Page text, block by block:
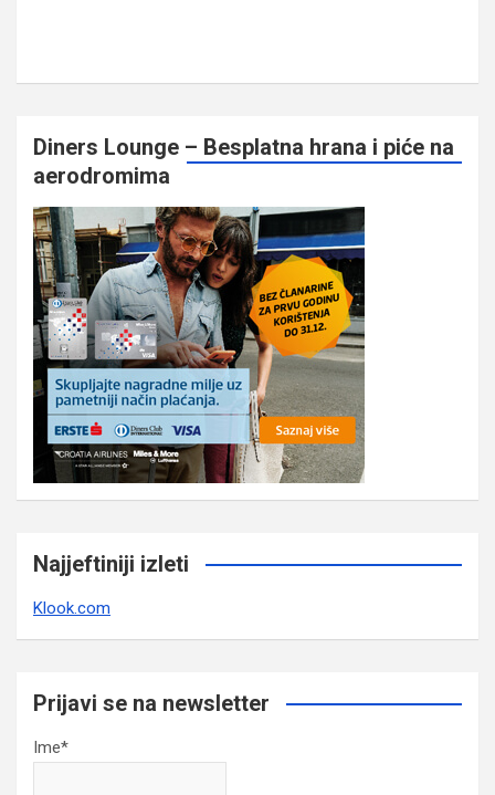
Diners Lounge – Besplatna hrana i piće na
aerodromima
Najjeftiniji izleti
Klook.com
Prijavi se na newsletter
Ime*